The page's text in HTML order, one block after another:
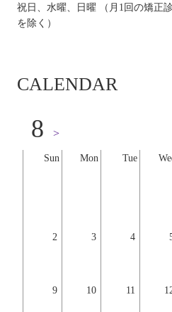
祝日、水曜、日曜 （月1回の矯正
を除く）
CALENDAR
Sun Mon Tue
2 3 4
9 10 11
8 >